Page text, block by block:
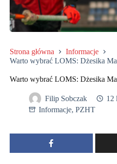
Strona główna
Informacje
Warto wybrać LOMS: Dżesika
Warto wybrać LOMS: Dżesika
Filip Sobczak
12
Informacje, PZHT